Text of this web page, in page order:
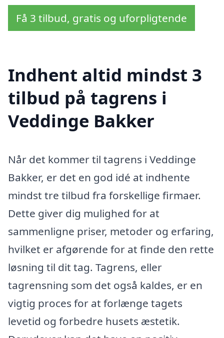
Få 3 tilbud, gratis og uforpligtende
Indhent altid mindst 3
tilbud på tagrens i
Veddinge Bakker
Når det kommer til tagrens i Veddinge
Bakker, er det en god idé at indhente
mindst tre tilbud fra forskellige firmaer.
Dette giver dig mulighed for at
sammenligne priser, metoder og erfaring,
hvilket er afgørende for at finde den rette
løsning til dit tag. Tagrens, eller
tagrensning som det også kaldes, er en
vigtig proces for at forlænge tagets
levetid og forbedre husets æstetik.